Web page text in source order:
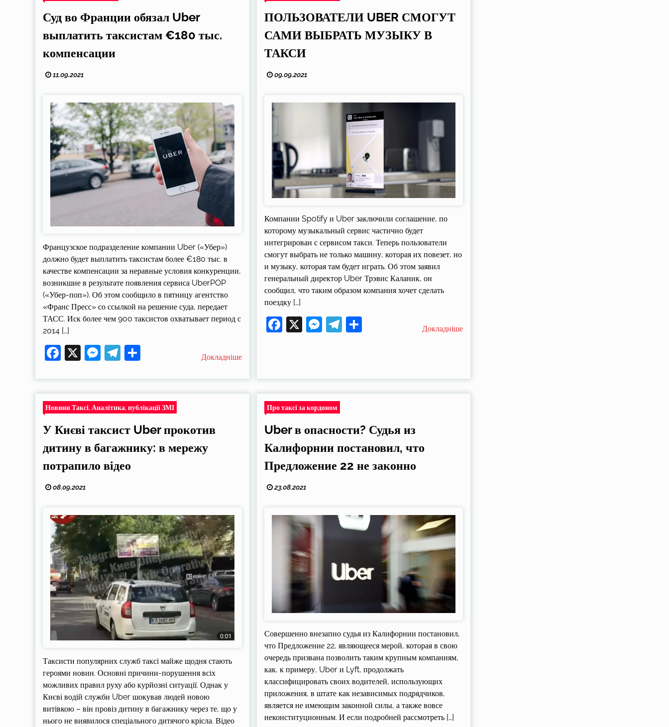
Суд во Франции обязал Uber
выплатить таксистам €180 тыс.
компенсации
11.09.2021
Французское подразделение компании Uber («Убер»)
должно будет выплатить таксистам более €180 тыс. в
качестве компенсации за неравные условия конкуренции,
возникшие в результате появления сервиса UberPOP
(«Убер-поп»). Об этом сообщило в пятницу агентство
«Франс Пресс» со ссылкой на решение суда, передает
ТАСС. Иск более чем 900 таксистов охватывает период с
2014 […]
Facebook
X Messenger
Telegram
ПоділитисяДокладніше
ПОЛЬЗОВАТЕЛИ UBER СМОГУТ
САМИ ВЫБРАТЬ МУЗЫКУ В
ТАКСИ
09.09.2021
Компании Spotify и Uber заключили соглашение, по
которому музыкальный сервис частично будет
интегрирован с сервисом такси. Теперь пользователи
смогут выбрать не только машину, которая их повезет, но
и музыку, которая там будет играть. Об этом заявил
генеральный директор Uber Трэвис Каланик, он
сообщил, что таким образом компания хочет сделать
поездку […]
Facebook
X Messenger
Telegram
ПоділитисяДокладніше
Новини Таксі, Аналітика, публікації ЗМІ
У Києві таксист Uber прокотив
дитину в багажнику: в мережу
потрапило відео
08.09.2021
Таксисти популярних служб таксі майже щодня стають
героями новин. Основні причини-порушення всіх
можливих правил руху або курйозні ситуації. Однак у
Києві водій служби Uber шокував людей новою
витівкою – він провіз дитину в багажнику через те, що у
нього не виявилося спеціального дитячого крісла. Відео
Про таксі за кордоном
Uber в опасности? Судья из
Калифорнии постановил, что
Предложение 22 не законно
23.08.2021
Совершенно внезапно судья из Калифорнии постановил,
что Предложение 22, являющееся мерой, которая в свою
очередь призвана позволить таким крупным компаниям,
как, к примеру, Uber и Lyft, продолжать
классифицировать своих водителей, использующих
приложения, в штате как независимых подрядчиков,
является не имеющим законной силы, а также вовсе
неконституционным. И если подробней рассмотреть […]